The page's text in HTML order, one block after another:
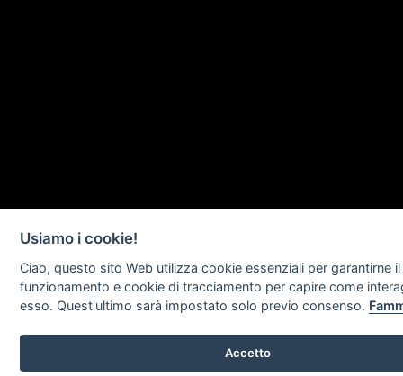
Usiamo i cookie!
Ciao, questo sito Web utilizza cookie essenziali per garantirne
funzionamento e cookie di tracciamento per capire come
esso. Quest'ultimo sarà impostato solo previo consenso.
Accetto